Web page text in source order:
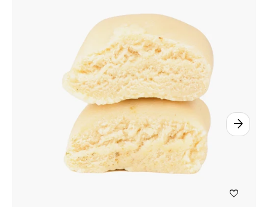
arrow_forward
favorite